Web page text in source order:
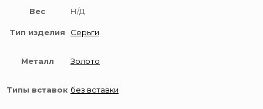
Вес Н/Д
Тип изделия Серьги
Металл Золото
Типы вставок без вставки